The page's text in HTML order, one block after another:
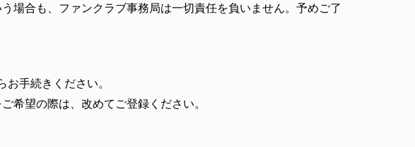
場合も、ファンクラブ事務局は一切責任を負いません。予めご了
手続きください。
希望の際は、改めてご登録ください。